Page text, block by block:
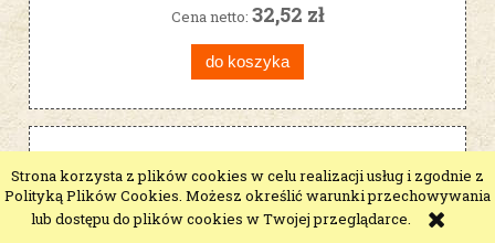
Strona korzysta z plików cookies w celu realizacji usług i zgodnie z
Polityką Plików Cookies. Możesz określić warunki przechowywania
lub dostępu do plików cookies w Twojej przeglądarce.
Cena netto: 32,52 zł
do koszyka